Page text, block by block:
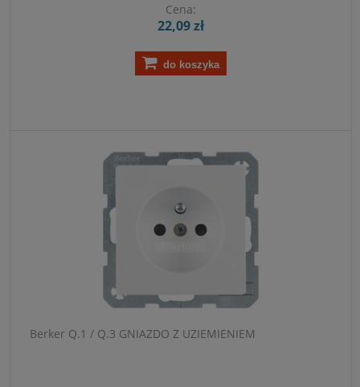
Cena:
22,09 zł
do koszyka
Berker Q.1 / Q.3 GNIAZDO Z UZIEMIENIEM